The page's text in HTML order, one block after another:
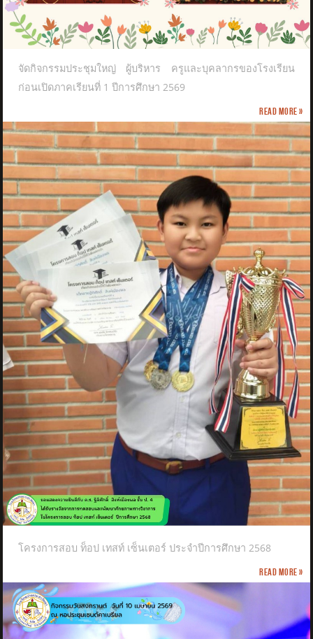
จัดกิจกรรมประชุมใหญ่ ผู้บริหาร ครูและบุคลากรของโรงเรียน
ก่อนเปิดภาคเรียนที่ 1 ปีการศึกษา 2569
Read more »
โครงการสอบ ท็อป เทสท์ เซ็นเตอร์ ประจำปีการศึกษา 2568
Read more »